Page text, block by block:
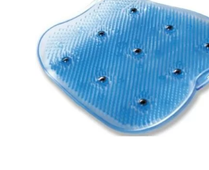
Экология дома
Товары для красоты и здоровья
Товары для врачей и мед.учреждений
Уникальные и полезные товары
Распродажа